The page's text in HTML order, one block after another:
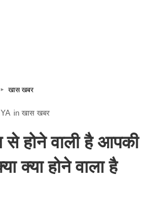
खास खबर
in खास खबर
होने वाली है आपकी
क्या होने वाला है